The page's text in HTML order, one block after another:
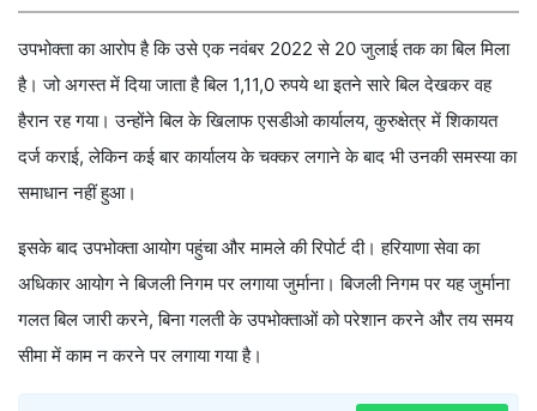
उपभोक्ता का आरोप है कि उसे एक नवंबर 2022 से 20 जुलाई तक का बिल मिला
है। जो अगस्त में दिया जाता है बिल 1,11,0 रुपये था इतने सारे बिल देखकर वह
हैरान रह गया। उन्होंने बिल के खिलाफ एसडीओ कार्यालय, कुरुक्षेत्र में शिकायत
दर्ज कराई, लेकिन कई बार कार्यालय के चक्कर लगाने के बाद भी उनकी समस्या का
समाधान नहीं हुआ।
इसके बाद उपभोक्ता आयोग पहुंचा और मामले की रिपोर्ट दी। हरियाणा सेवा का
अधिकार आयोग ने बिजली निगम पर लगाया जुर्माना। बिजली निगम पर यह जुर्माना
गलत बिल जारी करने, बिना गलती के उपभोक्ताओं को परेशान करने और तय समय
सीमा में काम न करने पर लगाया गया है।